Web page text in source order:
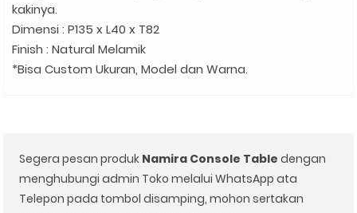
kakinya.
Dimensi : P135 x L40 x T82
Finish : Natural Melamik
*Bisa Custom Ukuran, Model dan Warna.
Segera pesan produk Namira Console Table dengan
menghubungi admin Toko melalui WhatsApp ata
Telepon pada tombol disamping, mohon sertakan